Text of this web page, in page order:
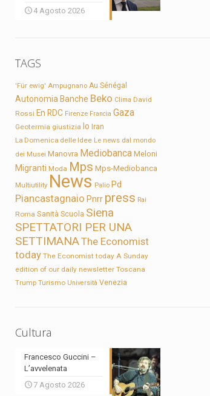
4 Agosto 2026
TAGS
'Für ewig' Ampugnano Au Sénégal
Autonomia Banche Beko Clima David
Rossi En RDC Firenze Francia Gaza
Geotermia giustizia Io Iran
La Domenica delle Idee Le news dal mondo
dei Musei Manovra Mediobanca Meloni
Migranti Moda Mps Mps-Mediobanca
Multiutility News Palio Pd
Piancastagnaio Pnrr press Rai
Roma Sanità Scuola Siena
SPETTATORI PER UNA
SETTIMANAThe Economist
today The Economist today A Sunday
edition of our daily newsletter Toscana
Trump Turismo Università Venezia
Cultura
Francesco Guccini –
L’avvelenata
7 Agosto 2026